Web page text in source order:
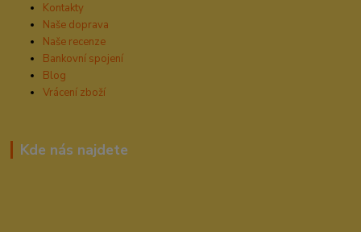
Kontakty
Naše doprava
Naše recenze
Bankovní spojení
Blog
Vrácení zboží
Kde nás najdete